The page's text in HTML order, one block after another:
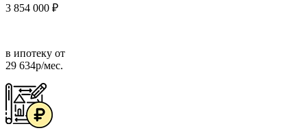
3 854 000 ₽
в ипотеку от
29 634р/мес.